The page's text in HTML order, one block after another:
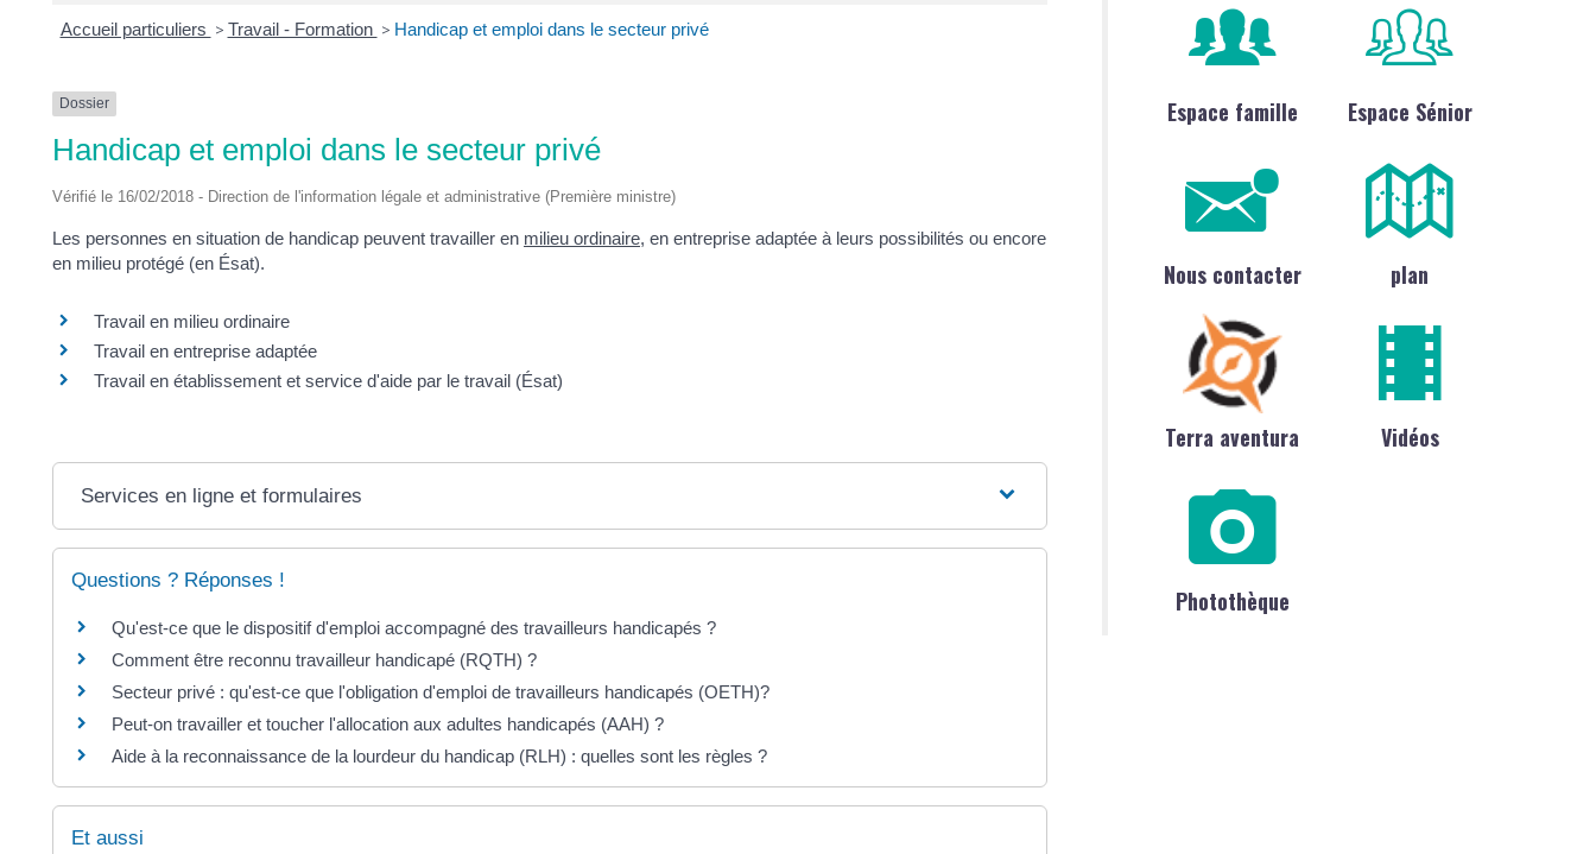
POTS
Accueil particuliers > Travail - Formation > Handicap et emploi dans le secteur privé
Dossier
Handicap et emploi dans le secteur privé
Vérifié le 16/02/2018 - Direction de l'information légale et administrative (Première ministre)
Les personnes en situation de handicap peuvent travailler en milieu ordinaire, en entreprise adaptée à leurs possibilités ou encore
en milieu protégé (en Ésat).
Travail en milieu ordinaire
Travail en entreprise adaptée
Travail en établissement et service d'aide par le travail (Ésat)
Services en ligne et formulaires
Questions ? Réponses !
Qu'est-ce que le dispositif d'emploi accompagné des travailleurs handicapés ?
Comment être reconnu travailleur handicapé (RQTH) ?
Secteur privé : qu'est-ce que l'obligation d'emploi de travailleurs handicapés (OETH)?
Peut-on travailler et toucher l'allocation aux adultes handicapés (AAH) ?
Aide à la reconnaissance de la lourdeur du handicap (RLH) : quelles sont les règles ?
Et aussi
Espace famille Espace Sénior
Nous contacter plan
Terra aventura Vidéos
Photothèque